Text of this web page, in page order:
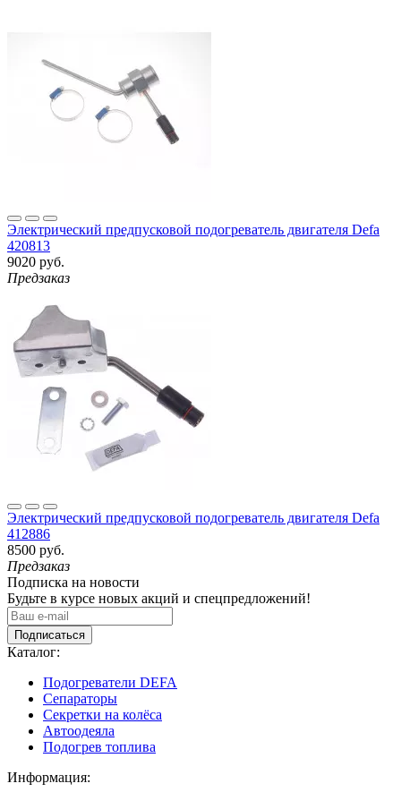
Электрический предпусковой подогреватель двигателя Defa
420813
9020 руб.
Предзаказ
Электрический предпусковой подогреватель двигателя Defa
412886
8500 руб.
Предзаказ
Подписка на новости
Будьте в курсе новых акций и спецпредложений!
Подписаться
Каталог:
Подогреватели DEFA
Сепараторы
Секретки на колёса
Автоодеяла
Подогрев топлива
Информация: